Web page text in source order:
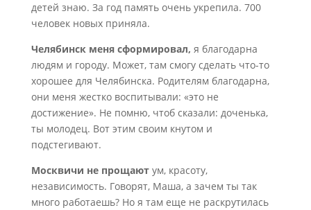
детей знаю. За год память очень укрепила. 700
человек новых приняла.
Челябинск меня сформировал, я благодарна
людям и городу. Может, там смогу сделать что-то
хорошее для Челябинска. Родителям благодарна,
они меня жестко воспитывали: «это не
достижение». Не помню, чтоб сказали: доченька,
ты молодец. Вот этим своим кнутом и
подстегивают.
Москвичи не прощаютум, красоту,
независимость. Говорят, Маша, а зачем ты так
много работаешь? Но я там еще не раскрутилась